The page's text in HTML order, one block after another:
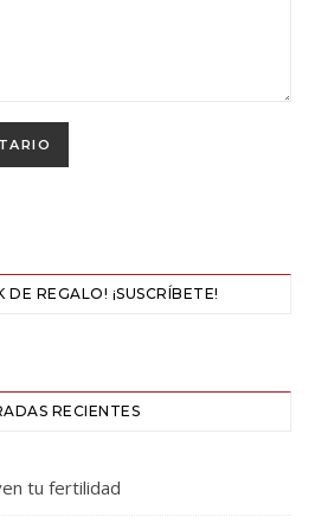
DE REGALO! ¡SUSCRÍBETE!
RECIENTES
tu fertilidad